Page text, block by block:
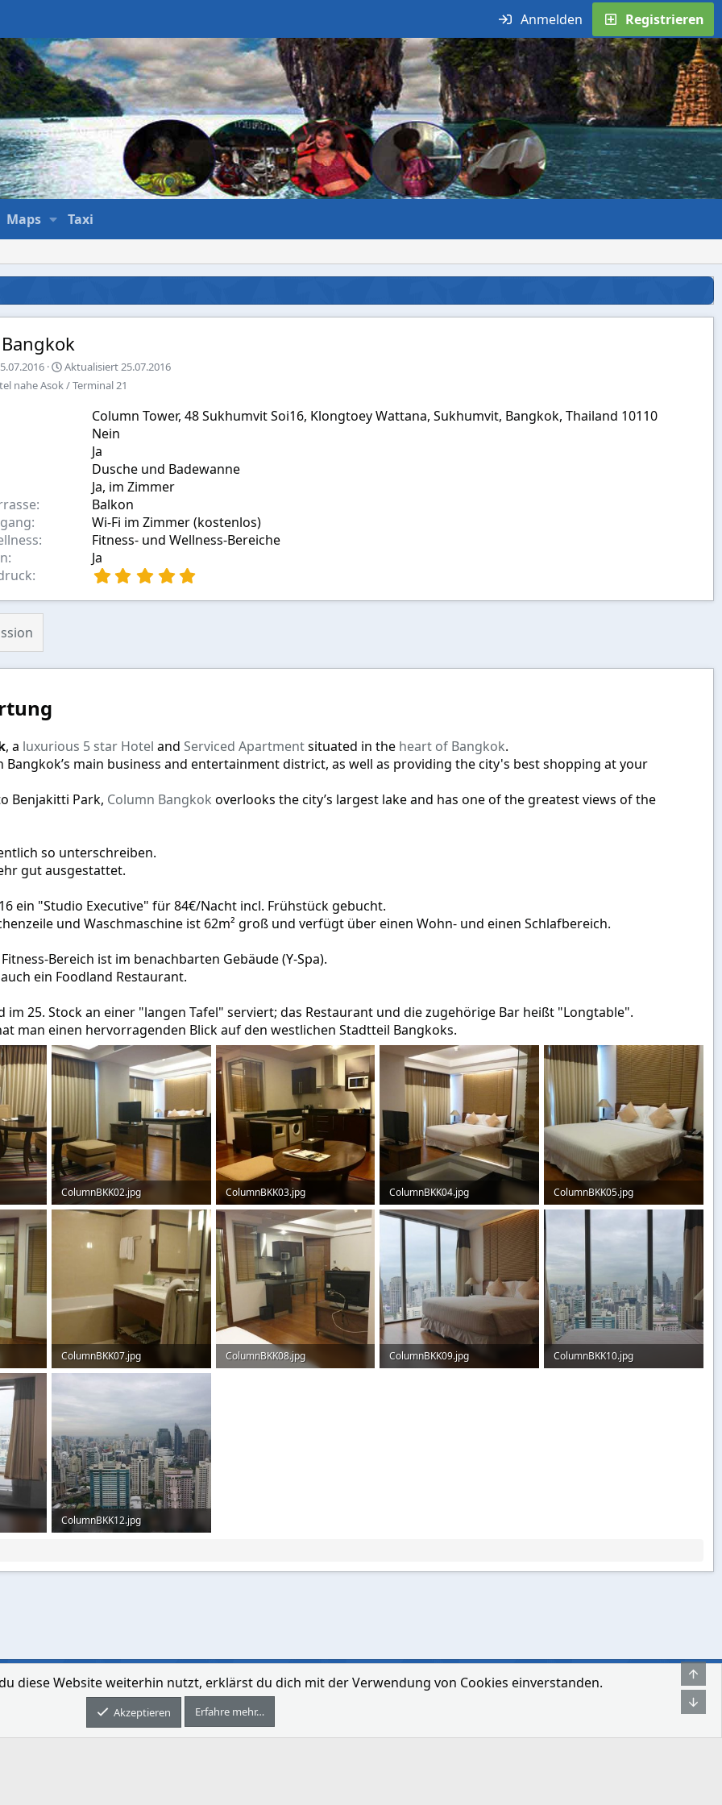
Anmelden Registrieren
Maps Taxi
Aktualisiert25.07.2016
nahe Asok / Terminal 21
Column Tower, 48 Sukhumvit Soi16, Klongtoey Wattana, Sukhumvit, Bangkok, Thailand 10110
Nein
Ja
Dusche und Badewanne
Ja, im Zimmer
Balkon
Wi-Fi im Zimmer (kostenlos)
Fitness- und Wellness-Bereiche
Ja
0
e
)
, a luxurious 5 star Hotel and Serviced Apartmentsituated in the heart of Bangkok.
Bangkok’s main business and entertainment district, as well as providing the city's best shopping at your
Benjakitti Park, Column Bangkok overlooks the city’s largest lake and has one of the greatest views of the
so unterschreiben.
gut ausgestattet.
ein "Studio Executive" für 84€/Nacht incl. Frühstück gebucht.
und Waschmaschine ist 62m² groß und verfügt über einen Wohn- und einen Schlafbereich.
Bereich ist im benachbarten Gebäude (Y-Spa).
ein Foodland Restaurant.
im 25. Stock an einer "langen Tafel" serviert; das Restaurant und die zugehörige Bar heißt "Longtable".
man einen hervorragenden Blick auf den westlichen Stadtteil Bangkoks.
ColumnBKK02.jpg
64,3 KB · Aufrufe: 203
ColumnBKK03.jpg
59,6 KB · Aufrufe: 204
ColumnBKK04.jpg
50,9 KB · Aufrufe: 208
ColumnBKK05.jpg
ColumnBKK07.jpg
ColumnBKK08.jpg
ColumnBKK09.jpg
ColumnBKK10.jpg
ColumnBKK12.jpg
Kontakt aufnehmen Bedingungen und Regeln Datenschutz-Bestimmungen Hilfe
Forum software by XenForo® © 2010-2026 XenForo Ltd.
diese Website weiterhin nutzt, erklärst du dich mit der Verwendung von Cookies einverstanden.
Akzeptieren Erfahre mehr…